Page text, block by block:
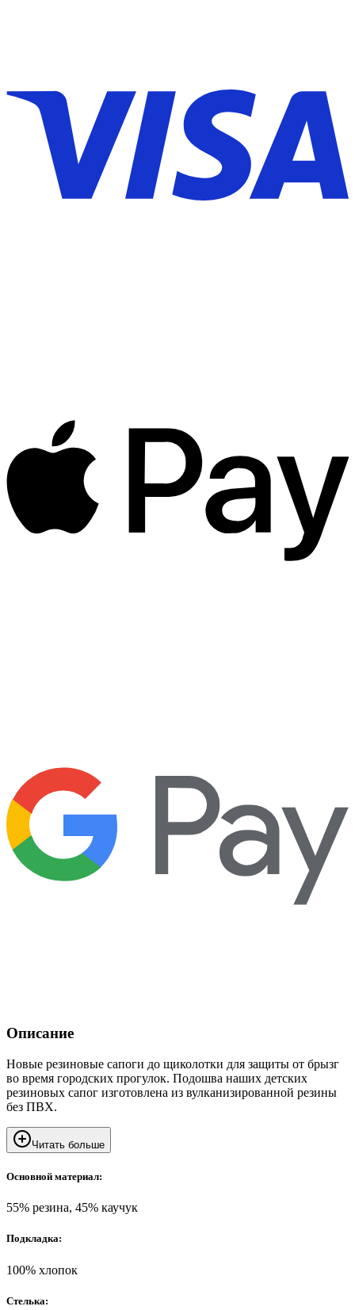
Описание
Новые резиновые сапоги до щиколотки для защиты от брызг
во время городских прогулок. Подошва наших детских
резиновых сапог изготовлена из вулканизированной резины
без ПВХ.
Читать больше
Основной материал:
55% резина, 45% каучук
Подкладка:
100% хлопок
Стелька: